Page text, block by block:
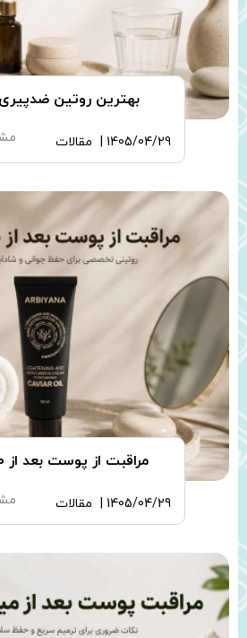
بهترین روتین
1405/04/29 | مقالات
مراقبت از پوست بعد از ۴۰ سالگی
1405/04/29 | مقالات